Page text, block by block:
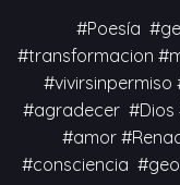
#Poesía
#transformacion
#agradecer #Dios
#amor
#consciencia